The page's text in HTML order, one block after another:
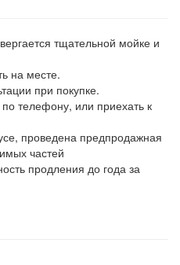
тщательной мойке и
на месте.
при покупке.
телефону, или приехать к
проведена предпродажная
частей
продления до года за